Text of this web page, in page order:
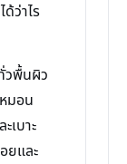
ว่าไร
วพื้นผิว
มอน
เบาะ
ยและ